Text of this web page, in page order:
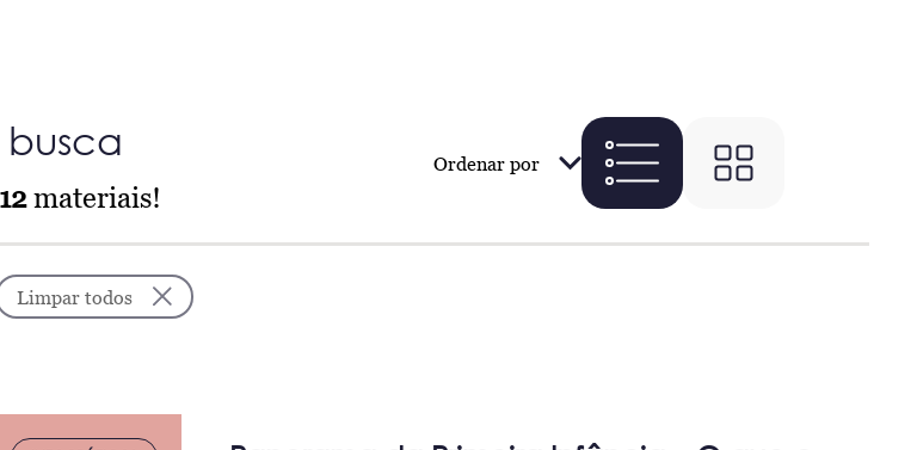
materiais!
Ordenar por
Limpar todos